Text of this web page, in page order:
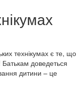
технікумах є те, що
Батькам доведеться
дитини – це